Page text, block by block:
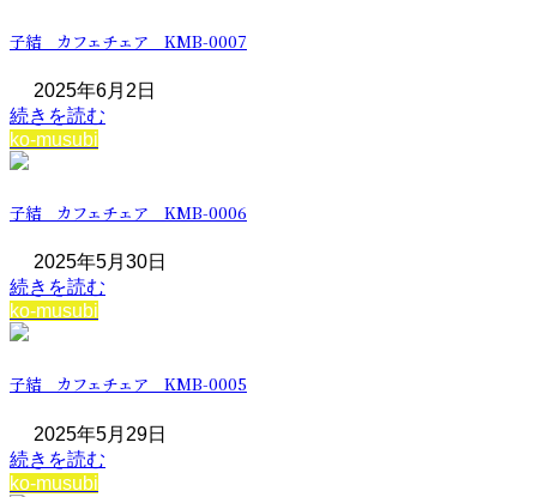
子結 カフェチェア KMB-0007
2025年6月2日
続きを読む
ko-musubi
子結 カフェチェア KMB-0006
2025年5月30日
続きを読む
ko-musubi
子結 カフェチェア KMB-0005
2025年5月29日
続きを読む
ko-musubi